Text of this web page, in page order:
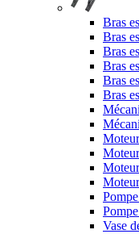
Bras
Bras
Bras
Bras
Bras
Bras
Vase